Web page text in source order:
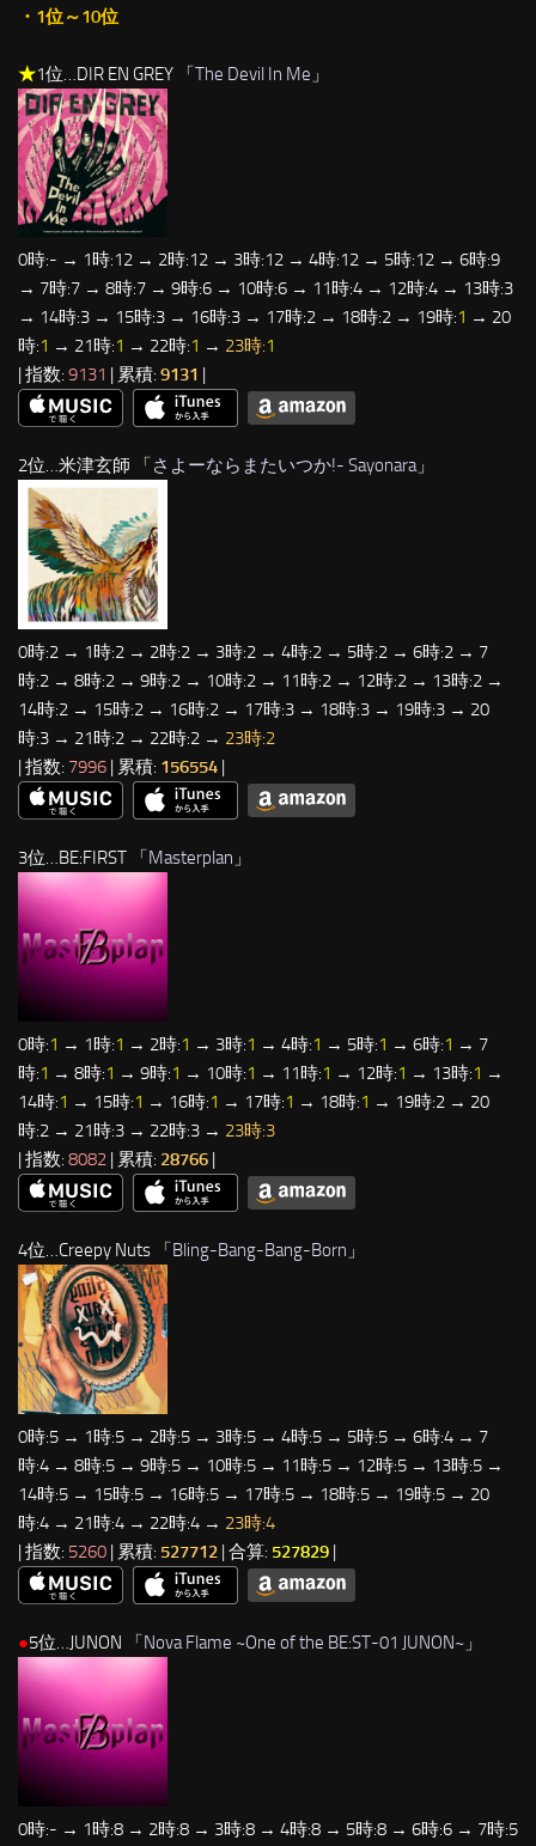
・1位～10位
★1位…DIR EN GREY 「The Devil In Me 」
0時:- → 1時:12 → 2時:12 → 3時:12 → 4時:12 → 5時:12 → 6時:9
→ 7時:7 → 8時:7 → 9時:6 → 10時:6 → 11時:4 → 12時:4 → 13時:3
→ 14時:3 → 15時:3 → 16時:3 → 17時:2 → 18時:2 → 19時:1 → 20
時:1 → 21時:1 → 22時:1 → 23時:1
| 指数: 9131 | 累積: 9131 |
2位…米津玄師 「さよーならまたいつか!- Sayonara」
0時:2 → 1時:2 → 2時:2 → 3時:2 → 4時:2 → 5時:2 → 6時:2 → 7
時:2 → 8時:2 → 9時:2 → 10時:2 → 11時:2 → 12時:2 → 13時:2 →
14時:2 → 15時:2 → 16時:2 → 17時:3 → 18時:3 → 19時:3 → 20
時:3 → 21時:2 → 22時:2 → 23時:2
| 指数: 7996 | 累積: 156554 |
3位…BE:FIRST 「Masterplan 」
0時:1 → 1時:1 → 2時:1 → 3時:1 → 4時:1 → 5時:1 → 6時:1 → 7
時:1 → 8時:1 → 9時:1 → 10時:1 → 11時:1 → 12時:1 → 13時:1 →
14時:1 → 15時:1 → 16時:1 → 17時:1 → 18時:1 → 19時:2 → 20
時:2 → 21時:3 → 22時:3 → 23時:3
| 指数: 8082 | 累積: 28766 |
4位…Creepy Nuts 「Bling-Bang-Bang-Born 」
0時:5 → 1時:5 → 2時:5 → 3時:5 → 4時:5 → 5時:5 → 6時:4 → 7
時:4 → 8時:5 → 9時:5 → 10時:5 → 11時:5 → 12時:5 → 13時:5 →
14時:5 → 15時:5 → 16時:5 → 17時:5 → 18時:5 → 19時:5 → 20
時:4 → 21時:4 → 22時:4 → 23時:4
| 指数: 5260 | 累積: 527712 | 合算: 527829 |
●5位…JUNON 「 Nova Flame ~One of the BE:ST-01 JUNON~ 」
0時:- → 1時:8 → 2時:8 → 3時:8 → 4時:8 → 5時:8 → 6時:6 → 7時:5